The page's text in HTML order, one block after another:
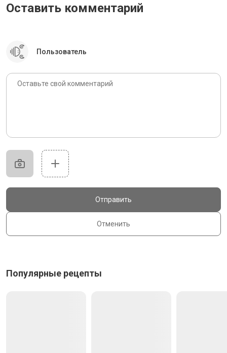
Оставить комментарий
Пользователь
Отменить
Отправить
Популярные рецепты